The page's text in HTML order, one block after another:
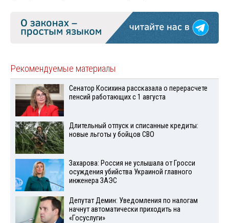
Рекомендуемые материалы
Сенатор Косихина рассказала о перерасчете
пенсий работающих с 1 августа
Длительный отпуск и списанные кредиты:
новые льготы у бойцов СВО
Захарова: Россия не услышала от Гросси
осуждения убийства Украиной главного
инженера ЗАЭС
Депутат Демин: Уведомления по налогам
начнут автоматически приходить на
«Госуслуги»